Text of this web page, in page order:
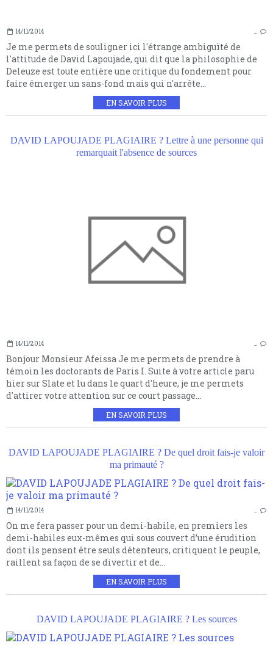
14/11/2014 …
Je me permets de souligner ici l'étrange ambiguïté de
l'attitude de David Lapoujade, qui dit que la philosophie de
Deleuze est toute entière une critique du fondement pour
faire émerger un sans-fond mais qui n'arrête...
EN SAVOIR PLUS
DAVID LAPOUJADE PLAGIAIRE ? Lettre à une personne qui
remarquait l'absence de sources
14/11/2014 …
Bonjour Monsieur Afeissa Je me permets de prendre à
témoin les doctorants de Paris I. Suite à votre article paru
hier sur Slate et lu dans le quart d'heure, je me permets
d'attirer votre attention sur ce court passage...
EN SAVOIR PLUS
DAVID LAPOUJADE PLAGIAIRE ? De quel droit fais-je valoir
ma primauté ?
14/11/2014 …
On me fera passer pour un demi-habile, en premiers les
demi-habiles eux-mêmes qui sous couvert d’une érudition
dont ils pensent être seuls détenteurs, critiquent le peuple,
raillent sa façon de se divertir et de...
EN SAVOIR PLUS
DAVID LAPOUJADE PLAGIAIRE ? Les sources